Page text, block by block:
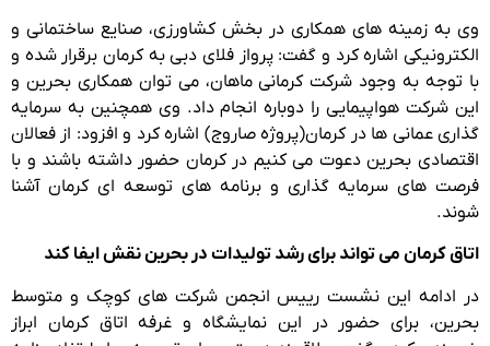
وی به زمینه های همکاری در بخش کشاورزی، صنایع ساختمانی و
الکترونیکی اشاره کرد و گفت: پرواز فلای دبی به کرمان برقرار شده و
با توجه به وجود شرکت کرمانی ماهان، می توان همکاری بحرین و
این شرکت هواپیمایی را دوباره انجام داد. وی همچنین به سرمایه
گذاری عمانی ها در کرمان(پروژه صاروج) اشاره کرد و افزود: از فعالان
اقتصادی بحرین دعوت می کنیم در کرمان حضور داشته باشند و با
فرصت های سرمایه گذاری و برنامه های توسعه ای کرمان آشنا
شوند.
اتاق کرمان می تواند برای رشد تولیدات در بحرین نقش ایفا کند
در ادامه این نشست رییس انجمن شرکت های کوچک و متوسط
بحرین، برای حضور در این نمایشگاه و غرفه اتاق کرمان ابراز